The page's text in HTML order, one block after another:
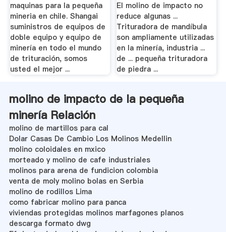
maquinas para la pequeña
mineria en chile. Shangai
suministros de equipos de
doble equipo y equipo de
minería en todo el mundo
de trituración, somos
usted el mejor ...
El molino de impacto no
reduce algunas ...
Trituradora de mandíbula
son ampliamente utilizadas
en la minería, industria ...
de ... pequeña trituradora
de piedra ...
molino de impacto de la pequeña
minería Relación
molino de martillos para cal
Dolar Casas De Cambio Los Molinos Medellin
molino coloidales en mxico
morteado y molino de cafe industriales
molinos para arena de fundicion colombia
venta de moly molino bolas en Serbia
molino de rodillos Lima
como fabricar molino para panca
viviendas protegidas molinos marfagones planos
descarga formato dwg